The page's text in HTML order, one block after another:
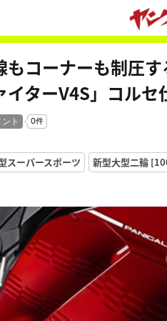
コーナーも制圧
ターV4S」コルセ
スーパースポーツ 新型大型二輪